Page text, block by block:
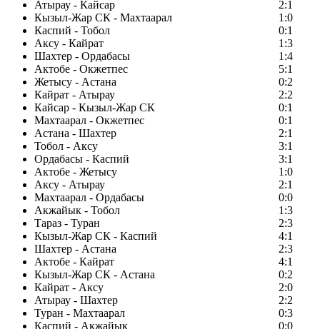
Атырау - Кайсар
2:1
Кызыл-Жар СК - Махтаарал
1:0
Каспий - Тобол
0:1
Аксу - Кайрат
1:3
Шахтер - Ордабасы
1:4
Актобе - Окжетпес
5:1
Жетысу - Астана
0:2
Кайрат - Атырау
2:2
Кайсар - Кызыл-Жар СК
0:1
Махтаарал - Окжетпес
0:1
Астана - Шахтер
2:1
Тобол - Аксу
3:1
Ордабасы - Каспий
3:1
Актобе - Жетысу
1:0
Аксу - Атырау
2:1
Махтаарал - Ордабасы
0:0
Акжайык - Тобол
1:3
Тараз - Туран
2:3
Кызыл-Жар СК - Каспий
4:1
Шахтер - Астана
2:3
Актобе - Кайрат
4:1
Кызыл-Жар СК - Астана
0:2
Кайрат - Аксу
2:0
Атырау - Шахтер
2:2
Туран - Махтаарал
0:3
Каспий - Акжайык
0:0